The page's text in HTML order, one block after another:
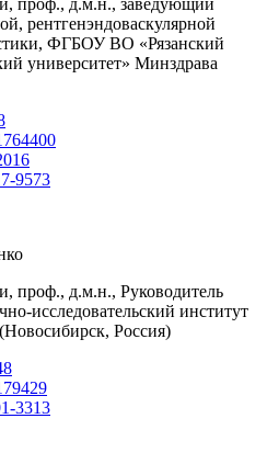
рентгенэндоваскулярной
ФГБОУ ВО «Рязанский
университет» Минздрава
9573
проф., д.м.н., Руководитель
исследовательский институт
Россия)
3313